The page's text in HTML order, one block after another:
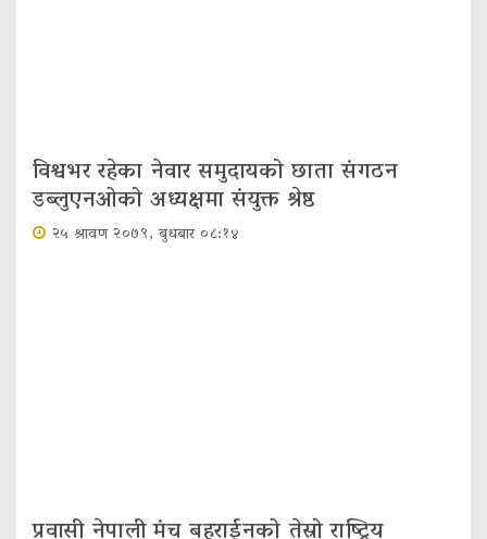
विश्वभर रहेका नेवार समुदायको छाता संगठन
डब्लुएनओको अध्यक्षमा संयुक्त श्रेष्ठ
२५ श्रावण २०७९, बुधबार ०८:१४